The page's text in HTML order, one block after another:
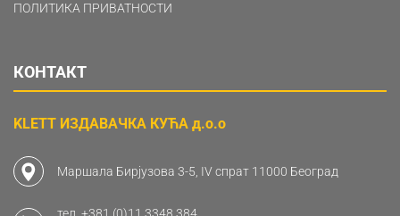
ПОЛИТИКА ПРИВАТНОСТИ
КОНТАКТ
KLETT ИЗДАВАЧКА КУЋА д.о.о
Маршала Бирјузова 3-5, IV спрат 11000 Београд